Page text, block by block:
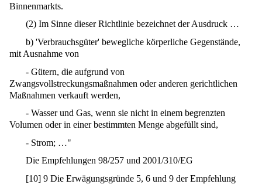
Binnenmarkts.
(2) Im Sinne dieser Richtlinie bezeichnet der Ausdruck …
b) 'Verbrauchsgüter' bewegliche körperliche Gegenstände,
mit Ausnahme von
- Gütern, die aufgrund von
Zwangsvollstreckungsmaßnahmen oder anderen gerichtlichen
Maßnahmen verkauft werden,
- Wasser und Gas, wenn sie nicht in einem begrenzten
Volumen oder in einer bestimmten Menge abgefüllt sind,
- Strom; …"
Die Empfehlungen 98/257 und 2001/310/EG
[10] 9 Die Erwägungsgründe 5, 6 und 9 der Empfehlung